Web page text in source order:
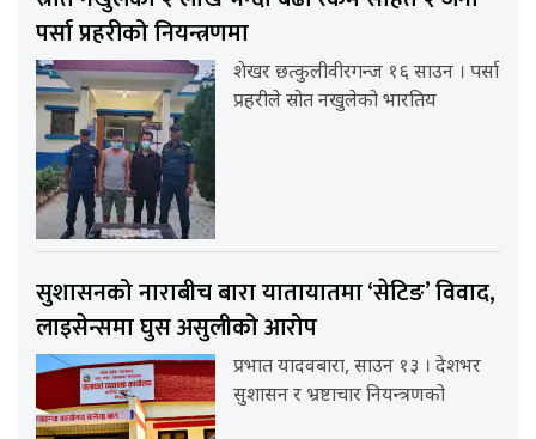
पर्सा प्रहरीको नियन्त्रणमा
शेखर छत्कुलीवीरगन्ज १६ साउन । पर्सा
प्रहरीले स्रोत नखुलेको भारतिय
सुशासनको नाराबीच बारा यातायातमा ‘सेटिङ’ विवाद,
लाइसेन्समा घुस असुलीको आरोप
प्रभात यादवबारा, साउन १३ । देशभर
सुशासन र भ्रष्टाचार नियन्त्रणको